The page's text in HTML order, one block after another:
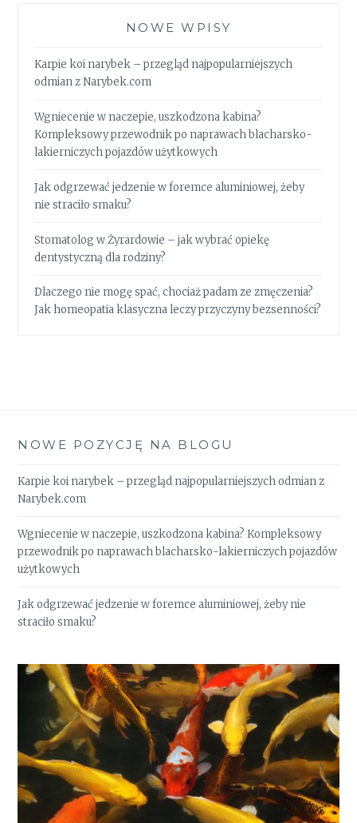
NOWE WPISY
Karpie koi narybek – przegląd najpopularniejszych
odmian z Narybek.com
Wgniecenie w naczepie, uszkodzona kabina?
Kompleksowy przewodnik po naprawach blacharsko-
lakierniczych pojazdów użytkowych
Jak odgrzewać jedzenie w foremce aluminiowej, żeby
nie straciło smaku?
Stomatolog w Żyrardowie – jak wybrać opiekę
dentystyczną dla rodziny?
Dlaczego nie mogę spać, chociaż padam ze zmęczenia?
Jak homeopatia klasyczna leczy przyczyny bezsenności?
NOWE POZYCJĘ NA BLOGU
Karpie koi narybek – przegląd najpopularniejszych odmian z
Narybek.com
Wgniecenie w naczepie, uszkodzona kabina? Kompleksowy
przewodnik po naprawach blacharsko-lakierniczych pojazdów
użytkowych
Jak odgrzewać jedzenie w foremce aluminiowej, żeby nie
straciło smaku?